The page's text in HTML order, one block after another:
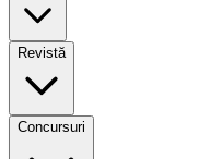
Revistă
Concursuri